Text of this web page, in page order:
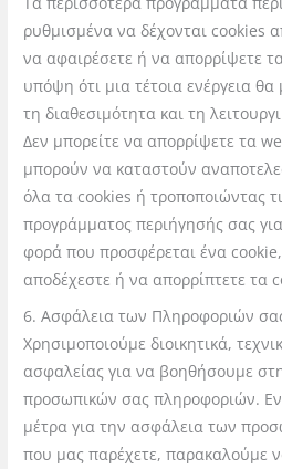
ρυθμισμένα να δέχονται cookies
να αφαιρέσετε ή να απορρίψετε
υπόψη ότι μια τέτοια ενέργεια
τη διαθεσιμότητα και τη
Δεν μπορείτε να απορρίψετε τα
μπορούν να καταστούν
όλα τα cookies ή τροποποιώντας
προγράμματος περιήγησής σας
φορά που προσφέρεται ένα
αποδέχεστε ή να απορρίπτετε τα
6. Ασφάλεια των Πληροφοριών
Χρησιμοποιούμε διοικητικά,
ασφαλείας για να βοηθήσουμε
προσωπικών σας πληροφοριών.
μέτρα για την ασφάλεια των
που μας παρέχετε, παρακαλούμε